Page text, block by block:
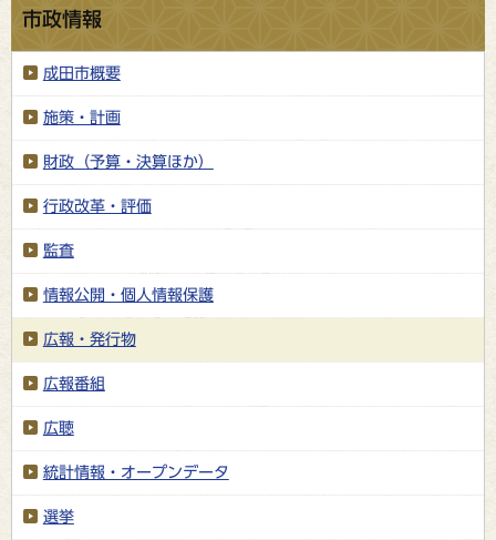
市政情報
成田市概要
施策・計画
財政（予算・決算ほか）
行政改革・評価
監査
情報公開・個人情報保護
広報・発行物
広報番組
広聴
統計情報・オープンデータ
選挙